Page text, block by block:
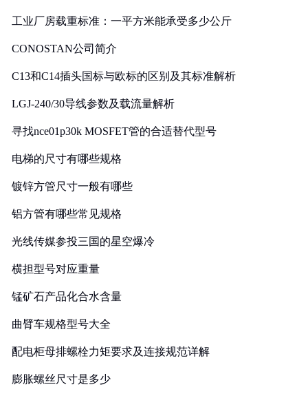
工业厂房载重标准：一平方米能承受多少公斤
CONOSTAN公司简介
C13和C14插头国标与欧标的区别及其标准解析
LGJ-240/30导线参数及载流量解析
寻找nce01p30k MOSFET管的合适替代型号
电梯的尺寸有哪些规格
镀锌方管尺寸一般有哪些
铝方管有哪些常见规格
光线传媒参投三国的星空爆冷
横担型号对应重量
锰矿石产品化合水含量
曲臂车规格型号大全
配电柜母排螺栓力矩要求及连接规范详解
膨胀螺丝尺寸是多少